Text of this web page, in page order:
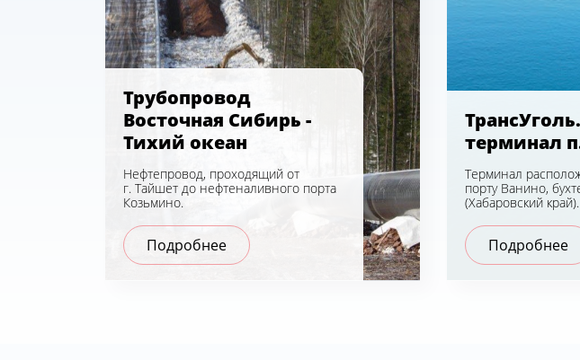
Трубопровод
Восточная Сибирь -
Тихий океан
Нефтепровод, проходящий от
г. Тайшет до нефтеналивного порта
Козьмино.
Подробнее
терминал
Терминал
порту Ванино,
(Хабаровский край).
Подробнее